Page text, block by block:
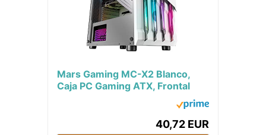
Mars Gaming MC-X2 Blanco,
Caja PC Gaming ATX, Frontal
40,72 EUR